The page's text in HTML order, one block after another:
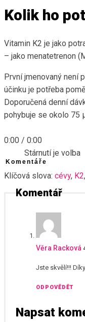
Kolik ho
Vitamin K2 je jako
– jako menatetrenon
První jmenovaný není
účinku je potřeba
Doporučená denní
pohybuje se okolo 75
0:00 / 0:00
Stárnutí je volba
Klíčová slova: cévy, K2,
Komentáře
Komentář
Věra Racková
Jste skvělí!!!
ODPOVĚDĚT
Napsat